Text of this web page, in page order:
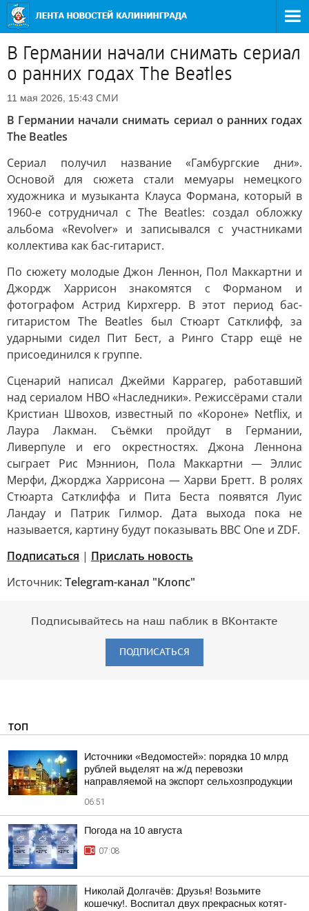
В Германии начали снимать сериал
о ранних годах The Beatles
11 мая 2026, 15:43 СМИ
В Германии начали снимать сериал о ранних годах
The Beatles
Сериал получил название «Гамбургские дни».
Основой для сюжета стали мемуары немецкого
художника и музыканта Клауса Формана, который в
1960-е сотрудничал с The Beatles: создал обложку
альбома «Revolver» и записывался с участниками
коллектива как бас-гитарист.
По сюжету молодые Джон Леннон, Пол Маккартни и
Джордж Харрисон знакомятся с Форманом и
фотографом Астрид Кирхгерр. В этот период бас-
гитаристом The Beatles был Стюарт Сатклифф, за
ударными сидел Пит Бест, а Ринго Старр ещё не
присоединился к группе.
Сценарий написал Джейми Каррагер, работавший
над сериалом HBO «Наследники». Режиссёрами стали
Кристиан Швохов, известный по «Короне» Netflix, и
Лаура Лакман. Съёмки пройдут в Германии,
Ливерпуле и его окрестностях. Джона Леннона
сыграет Рис Мэннион, Пола Маккартни — Эллис
Мерфи, Джорджа Харрисона — Харви Бретт. В ролях
Стюарта Сатклиффа и Пита Беста появятся Луис
Ландау и Патрик Гилмор. Дата выхода пока не
называется, картину будут показывать BBC One и ZDF.
Подписаться | Прислать новость
Источник: Telegram-канал "Клопс"
Подписывайтесь на наш паблик в ВКонтакте
ПОДПИСАТЬСЯ
ТОП
Источники «Ведомостей»: порядка 10 млрд
рублей выделят на ж/д перевозки
направляемой на экспорт сельхозпродукции
06:51
Погода на 10 августа
07:08
Николай Долгачёв: Друзья! Возьмите
кошечку!. Воспитал двух прекрасных котят-